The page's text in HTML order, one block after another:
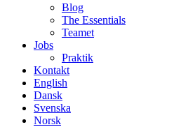
Blog
The Essentials
Teamet
Jobs
Praktik
Kontakt
English
Dansk
Svenska
Norsk